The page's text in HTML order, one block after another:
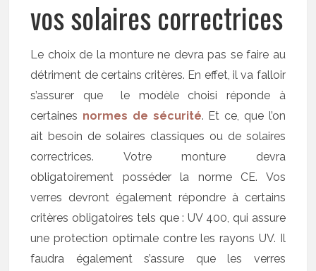
vos solaires correctrices
Le choix de la monture ne devra pas se faire au
détriment de certains critères. En effet, il va falloir
s’assurer que le modèle choisi réponde à
certaines normes de sécurité. Et ce, que l’on
ait besoin de solaires classiques ou de solaires
correctrices. Votre monture devra
obligatoirement posséder la norme CE. Vos
verres devront également répondre à certains
critères obligatoires tels que : UV 400, qui assure
une protection optimale contre les rayons UV. Il
faudra également s’assure que les verres